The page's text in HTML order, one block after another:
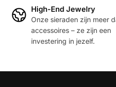
High-End Jewelry
Onze sieraden zijn meer
accessoires – ze zijn een
investering in jezelf.